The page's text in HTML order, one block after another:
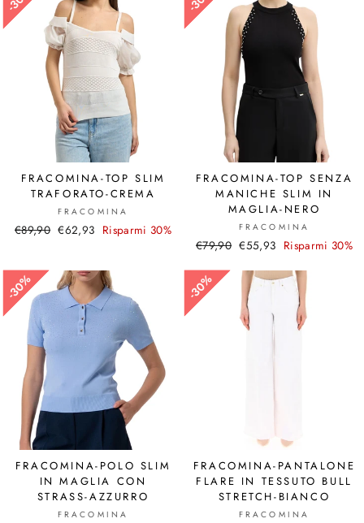
FRACOMINA-TOP SLIM
TRAFORATO-CREMA
FRACOMINA
Prezzo
€89,90 Prezzo
€62,93 Risparmi 30%
FRACOMINA-TOP SENZA
MANICHE SLIM IN
MAGLIA-NERO
FRACOMINA
Prezzo
listino
€79,90 Prezzo
€55,93 Risparmi 30%
30%
30%
FRACOMINA-POLO SLIM
IN MAGLIA CON
STRASS-AZZURRO
FRACOMINA
30%
30%
FRACOMINA-PANTALONE
FLARE IN TESSUTO BULL
STRETCH-BIANCO
FRACOMINA